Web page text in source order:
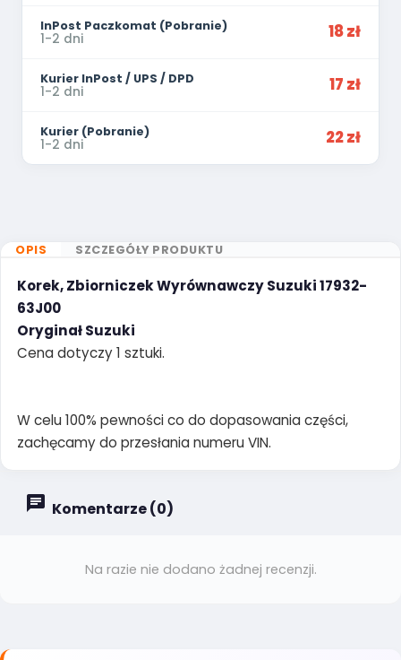
InPost Paczkomat (Pobranie)
1-2 dni 18 zł
Kurier InPost / UPS / DPD
1-2 dni 17 zł
Kurier (Pobranie)
1-2 dni 22 zł
OPIS SZCZEGÓŁY PRODUKTU
Korek, Zbiorniczek Wyrównawczy Suzuki 17932-
63J00
Oryginał Suzuki
Cena dotyczy 1 sztuki.
W celu 100% pewności co do dopasowania części,
zachęcamy do przesłania numeru VIN.
Komentarze (0)
Na razie nie dodano żadnej recenzji.